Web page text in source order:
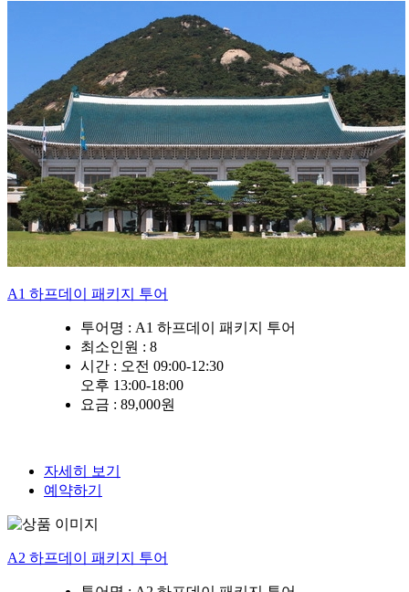
A1 하프데이 패키지 투어
투어명 : A1 하프데이 패키지 투어
최소인원 : 8
시간 : 오전 09:00-12:30
오후 13:00-18:00
요금 : 89,000원
자세히 보기
예약하기
A2 하프데이 패키지 투어